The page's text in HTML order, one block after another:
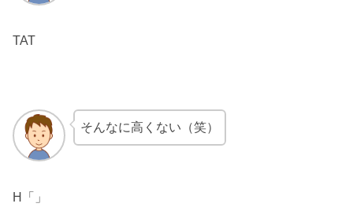
TAT
そんなに高くない（笑）
H「」